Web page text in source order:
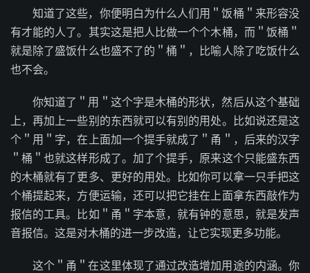
知道了这些，你便明白为什么人们用＂饭桶＂来形容没
有才能的人了。其实这是把人比做一个个木桶，而＂饭桶＂
就是除了盛饭什么也盛不了的＂桶＂，比喻人除了吃饭什么
也不会。
你知道了＂用＂这个字是木桶的形状，然后从这个基础
上，再加上一些别的东西就可以有别的用处。比如说还是这
个＂用＂字，在上面加一个提手就成了＂甬＂，后来的汉字
＂桶＂也就这样形成了。加了个提手，原来这个只能盛东西
的木桶就有了更多、更好的用处。比如你可以拿一只手把这
个桶提起来，方便运输，还可以把它挂在上面拿东西敲作为
报信的工具。比如＂甬＂字本意，就有钟的意思，就是发声
音报信。这是对木桶的进一步改造，让它实现更多功能。
这个＂甬＂在这里体现了通过改造增加用途的内涵。你